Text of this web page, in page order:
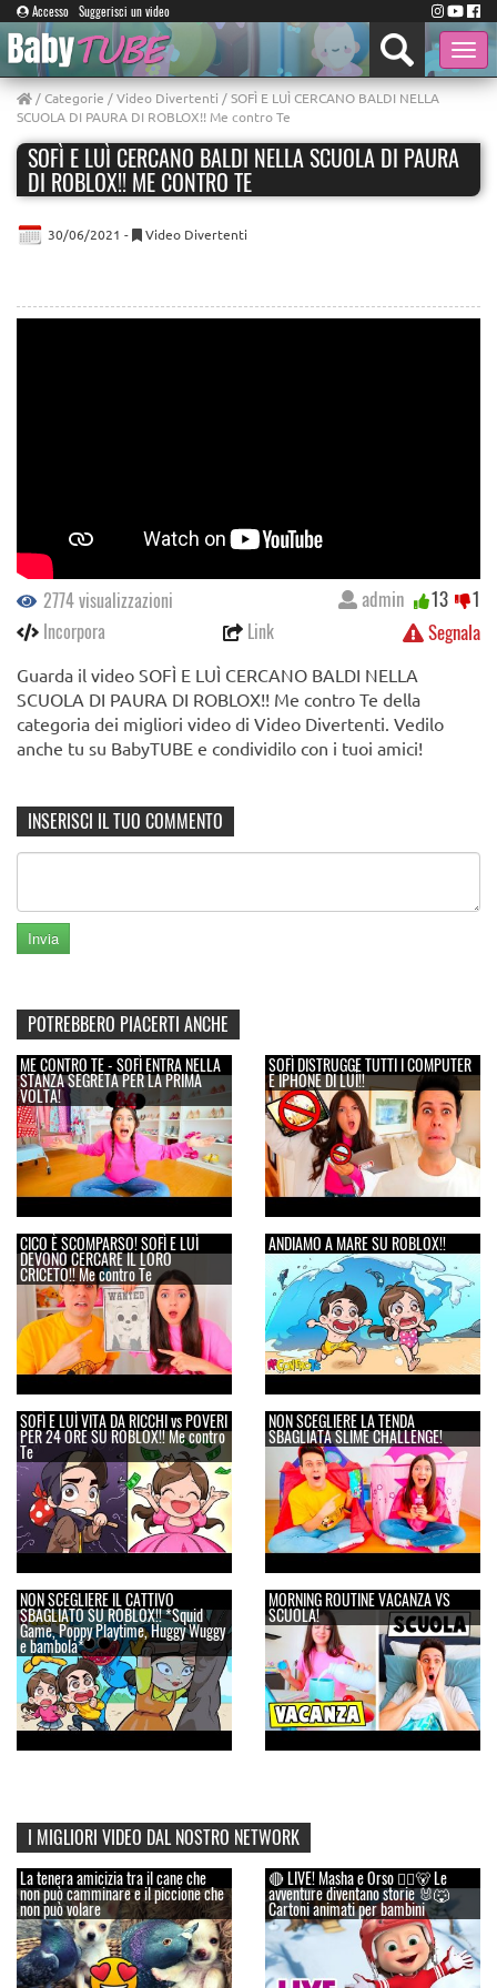
Accesso Suggerisci un video
Toggle
/Categorie /Video Divertenti / SOFÌ E LUÌ CERCANO BALDI NELLA
SCUOLA DI PAURA DI ROBLOX!! Me contro Te
SOFÌ E LUÌ CERCANO BALDI NELLA SCUOLA DI PAURA
DI ROBLOX!! ME CONTRO TE
30/06/2021 - Video Divertenti
2774 visualizzazioni
Incorpora
Link Segnala
admin 13 1
Guarda il video SOFÌ E LUÌ CERCANO BALDI NELLA
SCUOLA DI PAURA DI ROBLOX!! Me contro Te della
categoria dei migliori video di Video Divertenti. Vedilo
anche tu su BabyTUBE e condividilo con i tuoi amici!
INSERISCI IL TUO COMMENTO
POTREBBERO PIACERTI ANCHE
ME CONTRO TE - SOFÌ ENTRA NELLA
STANZA SEGRETA PER LA PRIMA
VOLTA!
SOFÌ DISTRUGGE TUTTI I COMPUTER
E IPHONE DI LUÌ!!
CICO È SCOMPARSO! SOFÌ E LUÌ
DEVONO CERCARE IL LORO
CRICETO!! Me contro Te
ANDIAMO A MARE SU ROBLOX!!
SOFÌ E LUÌ VITA DA RICCHI vs POVERI
PER 24 ORE SU ROBLOX!! Me contro
Te
NON SCEGLIERE LA TENDA
SBAGLIATA SLIME CHALLENGE!
NON SCEGLIERE IL CATTIVO
SBAGLIATO SU ROBLOX!! *Squid
Game, Poppy Playtime, Huggy Wuggy
e bambola*
MORNING ROUTINE VACANZA VS
SCUOLA!
I MIGLIORI VIDEO DAL NOSTRO NETWORK
La tenera amicizia tra il cane che
non può camminare e il piccione che
non può volare
🔴 LIVE! Masha e Orso 👱‍♀️🐻 Le
avventure diventano storie 🐰🐺
Cartoni animati per bambini